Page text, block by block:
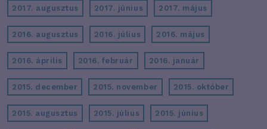
2017. augusztus 2017. június 2017. május
2016. augusztus 2016. július 2016. május
2016. április 2016. február 2016. január
2015. december 2015. november 2015. október
2015. augusztus 2015. július 2015. június